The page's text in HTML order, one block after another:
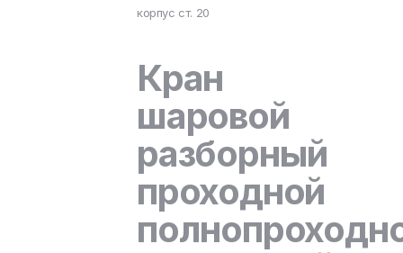
корпус ст. 20
Кран
шаровой
разборный
проходной